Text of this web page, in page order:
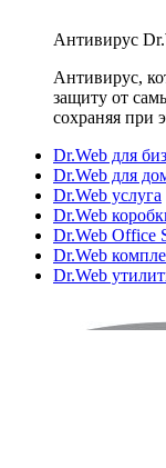
Антивирус
Антивирус,
защиту от
сохраняя при
Dr.Web для
Dr.Web для
Dr.Web услуга
Dr.Web
Dr.Web Office
Dr.Web
Dr.Web